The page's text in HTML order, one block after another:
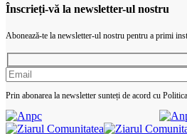
Înscrieți-vă la newsletter-ul nostru
Abonează-te la newsletter-ul nostru pentru a primi
Prin abonarea la newsletter sunteți de acord cu